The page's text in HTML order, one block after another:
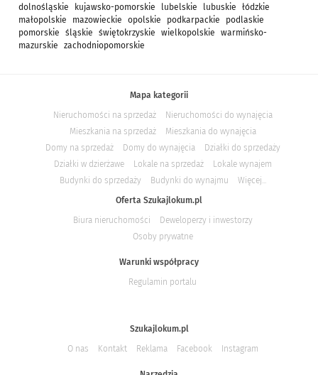
dolnośląskie kujawsko-pomorskie lubelskie lubuskie
łódzkie
małopolskie
mazowieckie opolskie podkarpackie
podlaskie
pomorskie
śląskie świętokrzyskie wielkopolskie
warmińsko-
mazurskie
zachodniopomorskie
Mapa kategorii
Nieruchomości na sprzedaż
Nieruchomości do wynajęcia
Mieszkania na sprzedaż
Mieszkania do wynajęcia
Domy na sprzedaż
Domy do wynajęcia
Działki do sprzedaży
Działki w dzierżawe
Lokale na sprzedaż
Lokale wynajem
Budynki do sprzedaży
Budynki do wynajmu
Więcej...
Oferta Szukajlokum.pl
Biura nieruchomości
Deweloperzy i inwestorzy
Osoby prywatne
Warunki współpracy
Regulamin portalu
Szukajlokum.pl
O nas
Kontakt Reklama Facebook Instagram